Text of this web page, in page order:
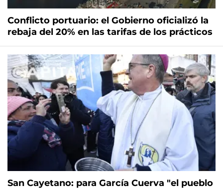
Conflicto portuario: el Gobierno oficializó la
rebaja del 20% en las tarifas de los prácticos
San Cayetano: para García Cuerva "el pueblo